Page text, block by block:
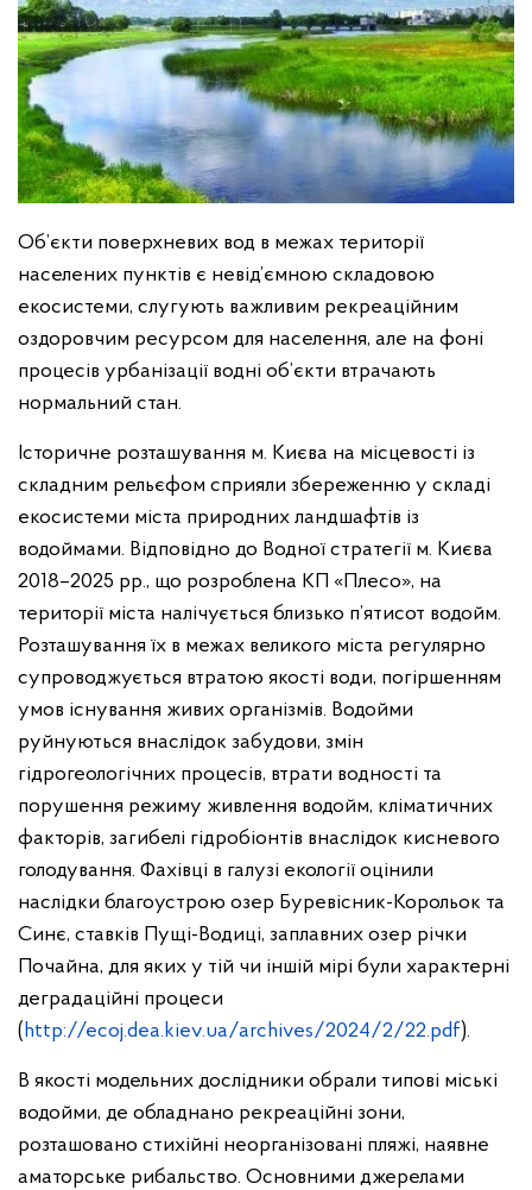
Об’єкти поверхневих вод в межах території
населених пунктів є невід’ємною складовою
екосистеми, слугують важливим рекреаційним
оздоровчим ресурсом для населення, але на фоні
процесів урбанізації водні об’єкти втрачають
нормальний стан.
Історичне розташування м. Києва на місцевості із
складним рельєфом сприяли збереженню у складі
екосистеми міста природних ландшафтів із
водоймами. Відповідно до Водної стратегії м. Києва
2018–2025 рр., що розроблена КП «Плесо», на
території міста налічується близько п’ятисот водойм.
Розташування їх в межах великого міста регулярно
супроводжується втратою якості води, погіршенням
умов існування живих організмів. Водойми
руйнуються внаслідок забудови, змін
гідрогеологічних процесів, втрати водності та
порушення режиму живлення водойм, кліматичних
факторів, загибелі гідробіонтів внаслідок кисневого
голодування. Фахівці в галузі екології оцінили
наслідки благоустрою озер Буревісник-Корольок та
Синє, ставків Пущі-Водиці, заплавних озер річки
Почайна, для яких у тій чи іншій мірі були характерні
деградаційні процеси
( http://ecoj.dea.kiev.ua/archives/2024/2/22.pdf).
В якості модельних дослідники обрали типові міські
водойми, де обладнано рекреаційні зони,
розташовано стихійні неорганізовані пляжі, наявне
аматорське рибальство. Основними джерелами